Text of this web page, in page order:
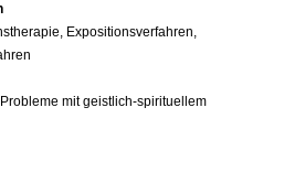
Expositionsverfahren,
mit geistlich-spirituellem